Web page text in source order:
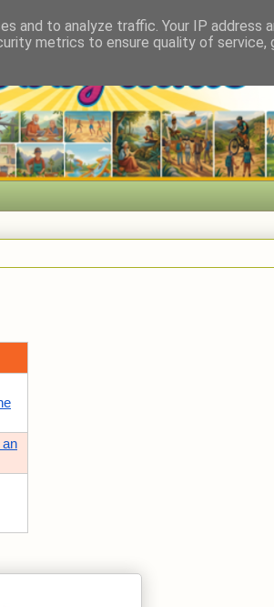
an
and to analyze traffic. Your IP address
metrics to ensure quality of service,